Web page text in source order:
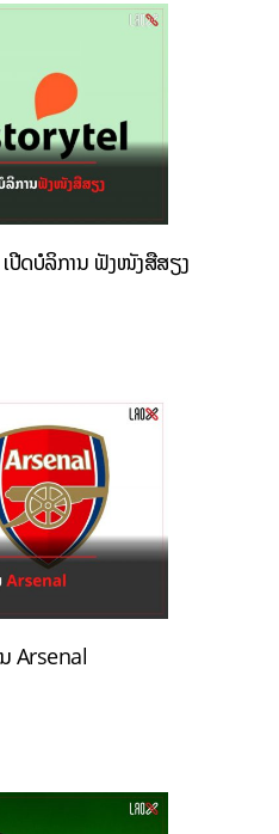
ປີດບໍລິການ ຟັງໜັງສືສຽງ
Arsenal